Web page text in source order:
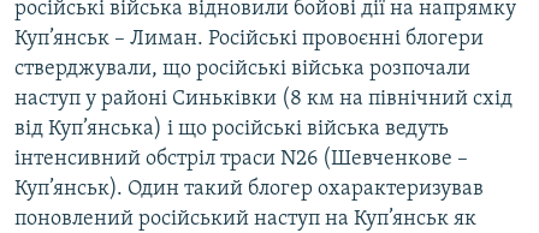
російські війська відновили бойові дії на напрямку
Куп’янськ – Лиман. Російські провоєнні блогери
стверджували, що російські війська розпочали
наступ у районі Синьківки (8 км на північний схід
від Куп’янська) і що російські війська ведуть
інтенсивний обстріл траси N26 (Шевченкове –
Куп’янськ). Один такий блогер охарактеризував
поновлений російський наступ на Куп’янськ як